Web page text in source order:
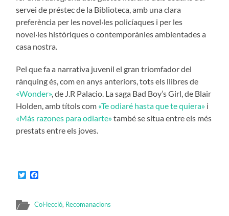
servei de préstec de la Biblioteca, amb una clara
preferència per les novel·les policíaques i per les
novel·les històriques o contemporànies ambientades a
casa nostra.
Pel que fa a narrativa juvenil el gran triomfador del
rànquing és, com en anys anteriors, tots els llibres de
«Wonder», de J.R Palacio. La saga Bad Boy’s Girl, de Blair
Holden, amb títols com «Te odiaré hasta que te quiera» i
«Más razones para odiarte»també se situa entre els més
prestats entre els joves.
Twitter
Col·lecció, Recomanacions